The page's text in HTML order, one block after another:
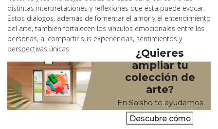
distintas interpretaciones y reflexiones que ésta puede evocar.
Estos diálogos, además de fomentar el amor y el entendimiento
del arte, también fortalecen los vínculos emocionales entre las
personas, al compartir sus experiencias, sentimientos y
perspectivas únicas.
¿Quieres
ampliar tu
colección de
arte?
En Saisho te ayudamos
Descubre cómo